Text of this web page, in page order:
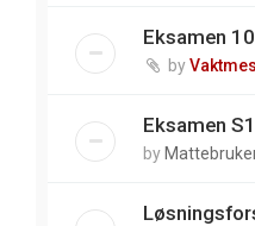
Eksamen
by
Eksamen
by